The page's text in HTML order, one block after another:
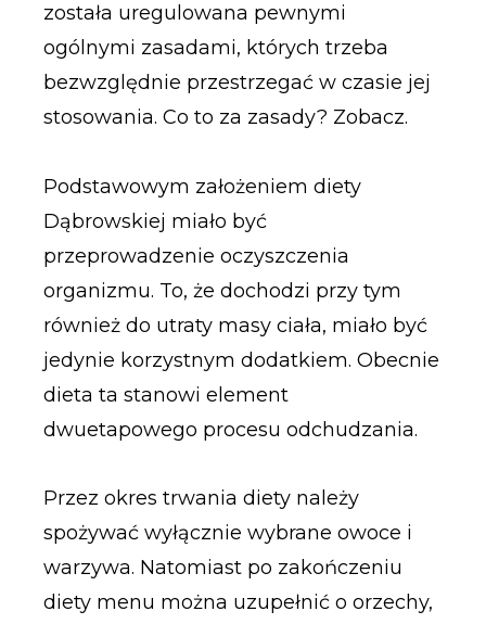
została uregulowana pewnymi
ogólnymi zasadami, których trzeba
bezwzględnie przestrzegać w czasie jej
stosowania. Co to za zasady? Zobacz.
Podstawowym założeniem diety
Dąbrowskiej miało być
przeprowadzenie oczyszczenia
organizmu. To, że dochodzi przy tym
również do utraty masy ciała, miało być
jedynie korzystnym dodatkiem. Obecnie
dieta ta stanowi element
dwuetapowego procesu odchudzania.
Przez okres trwania diety należy
spożywać wyłącznie wybrane owoce i
warzywa. Natomiast po zakończeniu
diety menu można uzupełnić o orzechy,